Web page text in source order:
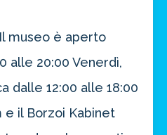
museo è aperto
alle 20:00 Venerdì,
dalle 12:00 alle 18:00
e il Borzoi Kabinet